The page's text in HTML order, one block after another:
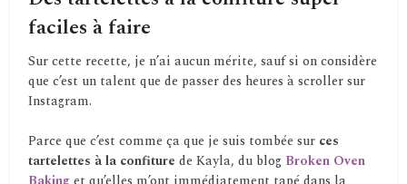
faciles à faire
Sur cette recette, je n’ai aucun mérite, sauf si on considère
que c’est un talent que de passer des heures à scroller sur
Instagram.
Parce que c’est comme ça que je suis tombée sur ces
tartelettes à la confiture de Kayla, du blog Broken Oven